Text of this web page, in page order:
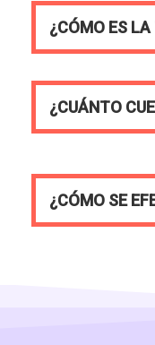
¿CÓMO ES
¿CUÁNTO
¿CÓMO SE